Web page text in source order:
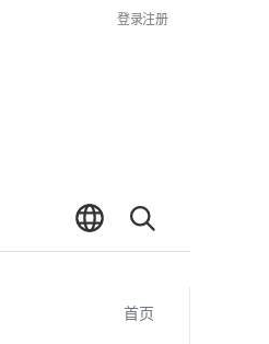
登录注册
首页